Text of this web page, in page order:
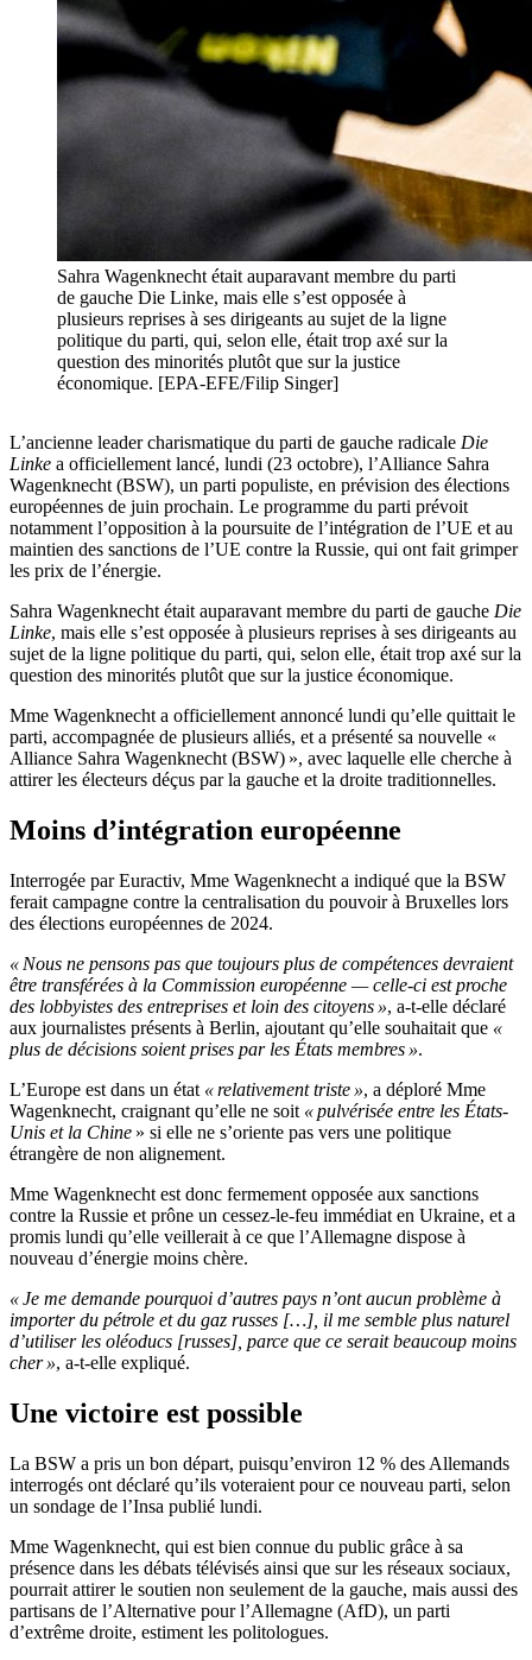
Sahra Wagenknecht était auparavant membre du parti
de gauche Die Linke, mais elle s’est opposée à
plusieurs reprises à ses dirigeants au sujet de la ligne
politique du parti, qui, selon elle, était trop axé sur la
question des minorités plutôt que sur la justice
économique. [EPA-EFE/Filip Singer]
L’ancienne leader charismatique du parti de gauche radicale Die
Linke a officiellement lancé, lundi (23 octobre), l’Alliance Sahra
Wagenknecht (BSW), un parti populiste, en prévision des élections
européennes de juin prochain. Le programme du parti prévoit
notamment l’opposition à la poursuite de l’intégration de l’UE et au
maintien des sanctions de l’UE contre la Russie, qui ont fait grimper
les prix de l’énergie.
Sahra Wagenknecht était auparavant membre du parti de gauche Die
Linke, mais elle s’est opposée à plusieurs reprises à ses dirigeants au
sujet de la ligne politique du parti, qui, selon elle, était trop axé sur la
question des minorités plutôt que sur la justice économique.
Mme Wagenknecht a officiellement annoncé lundi qu’elle quittait le
parti, accompagnée de plusieurs alliés, et a présenté sa nouvelle «
Alliance Sahra Wagenknecht (BSW) », avec laquelle elle cherche à
attirer les électeurs déçus par la gauche et la droite traditionnelles.
Moins d’intégration européenne
Interrogée par Euractiv, Mme Wagenknecht a indiqué que la BSW
ferait campagne contre la centralisation du pouvoir à Bruxelles lors
des élections européennes de 2024.
« Nous ne pensons pas que toujours plus de compétences devraient
être transférées à la Commission européenne — celle-ci est proche
des lobbyistes des entreprises et loin des citoyens », a-t-elle déclaré
aux journalistes présents à Berlin, ajoutant qu’elle souhaitait que «
plus de décisions soient prises par les États membres ».
L’Europe est dans un état « relativement triste », a déploré Mme
Wagenknecht, craignant qu’elle ne soit « pulvérisée entre les États-
Unis et la Chine » si elle ne s’oriente pas vers une politique
étrangère de non alignement.
Mme Wagenknecht est donc fermement opposée aux sanctions
contre la Russie et prône un cessez-le-feu immédiat en Ukraine, et a
promis lundi qu’elle veillerait à ce que l’Allemagne dispose à
nouveau d’énergie moins chère.
« Je me demande pourquoi d’autres pays n’ont aucun problème à
importer du pétrole et du gaz russes […], il me semble plus naturel
d’utiliser les oléoducs [russes], parce que ce serait beaucoup moins
cher », a-t-elle expliqué.
Une victoire est possible
La BSW a pris un bon départ, puisqu’environ 12 % des Allemands
interrogés ont déclaré qu’ils voteraient pour ce nouveau parti, selon
un sondage de l’Insa publié lundi.
Mme Wagenknecht, qui est bien connue du public grâce à sa
présence dans les débats télévisés ainsi que sur les réseaux sociaux,
pourrait attirer le soutien non seulement de la gauche, mais aussi des
partisans de l’Alternative pour l’Allemagne (AfD), un parti
d’extrême droite, estiment les politologues.